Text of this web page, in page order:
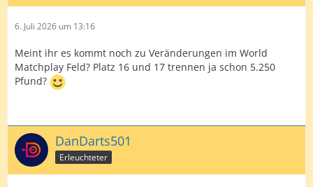
6. Juli 2026 um 13:16
Meint ihr es kommt noch zu Veränderungen im World
Matchplay Feld? Platz 16 und 17 trennen ja schon 5.250
Pfund?
DanDarts501
Erleuchteter